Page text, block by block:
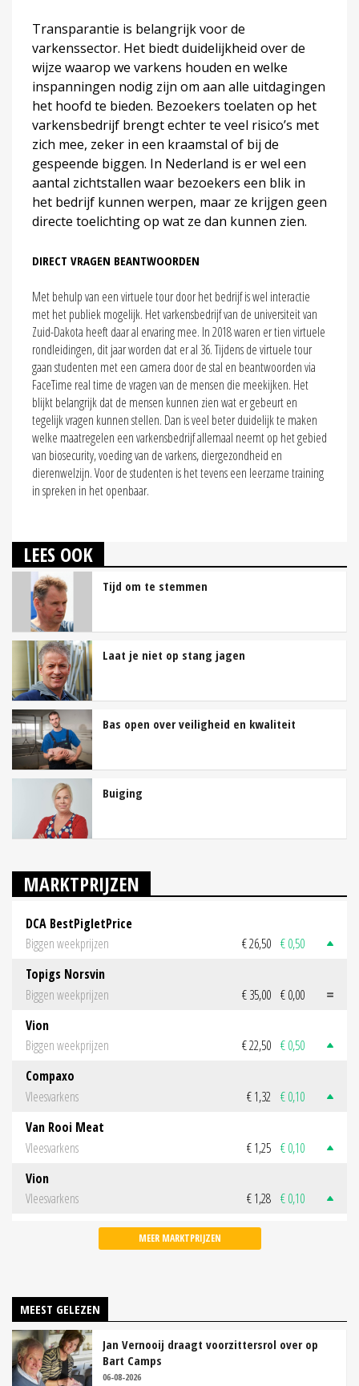
Transparantie is belangrijk voor de
varkenssector. Het biedt duidelijkheid over de
wijze waarop we varkens houden en welke
inspanningen nodig zijn om aan alle uitdagingen
het hoofd te bieden. Bezoekers toelaten op het
varkensbedrijf brengt echter te veel risico’s met
zich mee, zeker in een kraamstal of bij de
gespeende biggen. In Nederland is er wel een
aantal zichtstallen waar bezoekers een blik in
het bedrijf kunnen werpen, maar ze krijgen geen
directe toelichting op wat ze dan kunnen zien.
DIRECT VRAGEN BEANTWOORDEN
Met behulp van een virtuele tour door het bedrijf is wel interactie
met het publiek mogelijk. Het varkensbedrijf van de universiteit van
Zuid-Dakota heeft daar al ervaring mee. In 2018 waren er tien virtuele
rondleidingen, dit jaar worden dat er al 36. Tijdens de virtuele tour
gaan studenten met een camera door de stal en beantwoorden via
FaceTime real time de vragen van de mensen die meekijken. Het
blijkt belangrijk dat de mensen kunnen zien wat er gebeurt en
tegelijk vragen kunnen stellen. Dan is veel beter duidelijk te maken
welke maatregelen een varkensbedrijf allemaal neemt op het gebied
van biosecurity, voeding van de varkens, diergezondheid en
dierenwelzijn. Voor de studenten is het tevens een leerzame training
in spreken in het openbaar.
LEES OOK
Tijd om te stemmen
Laat je niet op stang jagen
Bas open over veiligheid en kwaliteit
Buiging
MARKTPRIJZEN
DCA BestPigletPrice
Biggen weekprijzen
€ 26,50 € 0,50
Topigs Norsvin
Biggen weekprijzen
€ 35,00 € 0,00
Vion
Biggen weekprijzen
€ 22,50 € 0,50
Compaxo
Vleesvarkens
€ 1,32 € 0,10
Van Rooi Meat
Vleesvarkens
€ 1,25 € 0,10
Vion
Vleesvarkens
€ 1,28 € 0,10
MEER MARKTPRIJZEN
MEEST GELEZEN
Jan Vernooij draagt voorzittersrol over op
Bart Camps
06-08-2026